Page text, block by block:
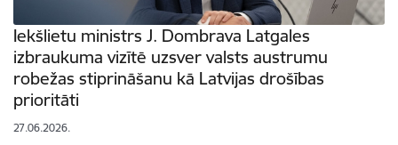
Iekšlietu ministrs J. Dombrava Latgales
izbraukuma vizītē uzsver valsts austrumu
robežas stiprināšanu kā Latvijas drošības
prioritāti
27.06.2026.